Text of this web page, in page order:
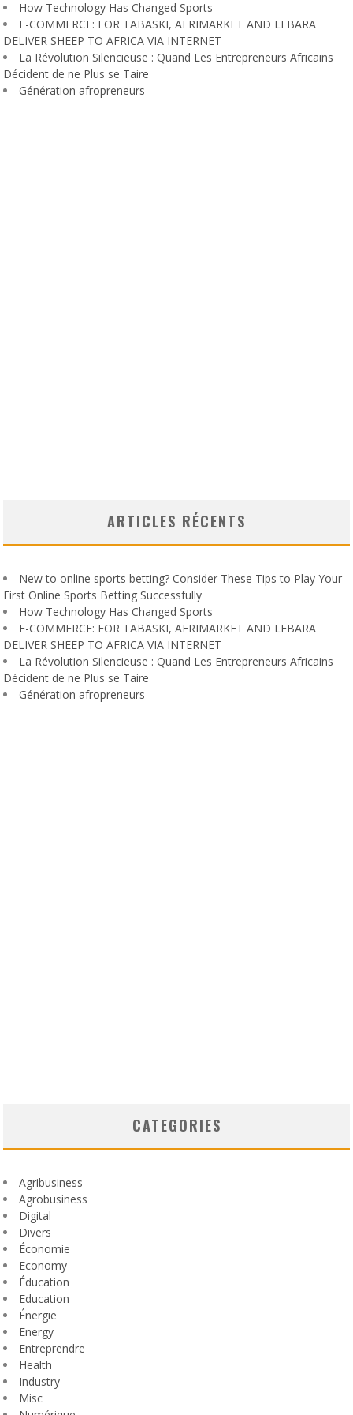
How Technology Has Changed Sports
E-COMMERCE: FOR TABASKI, AFRIMARKET AND LEBARA
DELIVER SHEEP TO AFRICA VIA INTERNET
La Révolution Silencieuse : Quand Les Entrepreneurs Africains
Décident de ne Plus se Taire
Génération afropreneurs
ARTICLES RÉCENTS
New to online sports betting? Consider These Tips to Play Your
First Online Sports Betting Successfully
How Technology Has Changed Sports
E-COMMERCE: FOR TABASKI, AFRIMARKET AND LEBARA
DELIVER SHEEP TO AFRICA VIA INTERNET
La Révolution Silencieuse : Quand Les Entrepreneurs Africains
Décident de ne Plus se Taire
Génération afropreneurs
CATEGORIES
Agribusiness
Agrobusiness
Digital
Divers
Économie
Economy
Éducation
Education
Énergie
Energy
Entreprendre
Health
Industry
Misc